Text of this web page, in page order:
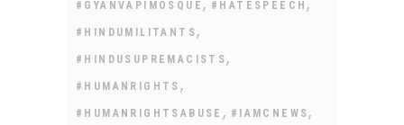
#GYANVAPIMOSQUE #HATESPEECH
#HINDUMILITANTS ,
#HINDUSUPREMACISTS ,
#HUMANRIGHTS ,
#HUMANRIGHTSABUSE , #IAMCNEWS ,